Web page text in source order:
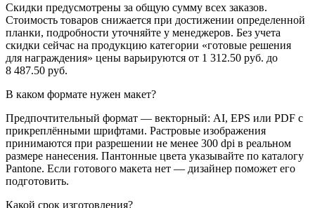
Скидки предусмотрены за общую сумму всех заказов.
Стоимость товаров снижается при достижении определенной
планки, подробности уточняйте у менеджеров. Без учета
скидки сейчас на продукцию категории «готовые решения
для награждения» цены варьируются от 1 312.50 руб. до
8 487.50 руб.
В каком формате нужен макет?
Предпочтительный формат — векторный: AI, EPS или PDF с
прикреплёнными шрифтами. Растровые изображения
принимаются при разрешении не менее 300 dpi в реальном
размере нанесения. Пантонные цвета указывайте по каталогу
Pantone. Если готового макета нет — дизайнер поможет его
подготовить.
Какой срок изготовления?